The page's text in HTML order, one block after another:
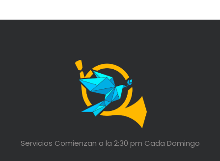
Servicios Comienzan a la 2:30 pm Cada Domingo